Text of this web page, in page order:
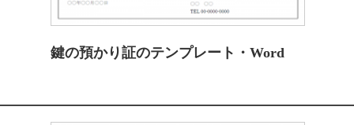
鍵の預かり証のテンプレート・Word